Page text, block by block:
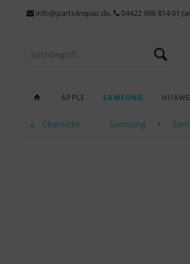
info@parts4repair.de, 04422 996 814 01
APPLE SAMSUNG
Übersicht Samsung